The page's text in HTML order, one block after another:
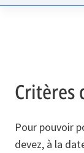
Critères
Pour pouvoir
devez, à la